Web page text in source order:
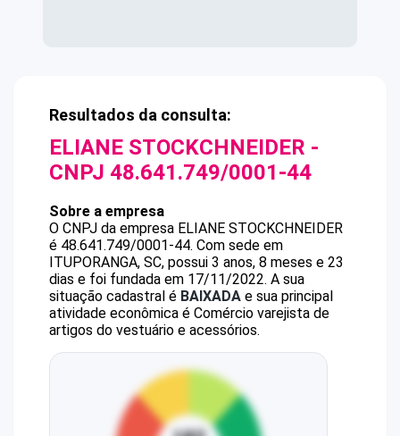
Resultados da consulta:
ELIANE STOCKCHNEIDER -
CNPJ 48.641.749/0001-44
Sobre a empresa
O CNPJ da empresa ELIANE STOCKCHNEIDER
é 48.641.749/0001-44. Com sede em
ITUPORANGA, SC, possui 3 anos, 8 meses e 23
dias e foi fundada em 17/11/2022. A sua
situação cadastral é BAIXADA e sua principal
atividade econômica é Comércio varejista de
artigos do vestuário e acessórios.